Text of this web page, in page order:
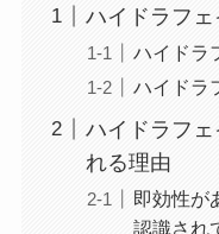
ハイドラフ
ハイドラ
ハイドラ
ハイドラフ
れる理由
即効性が
認識され